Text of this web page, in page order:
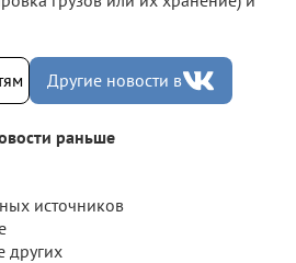
Другие новости в
раньше
источников
других